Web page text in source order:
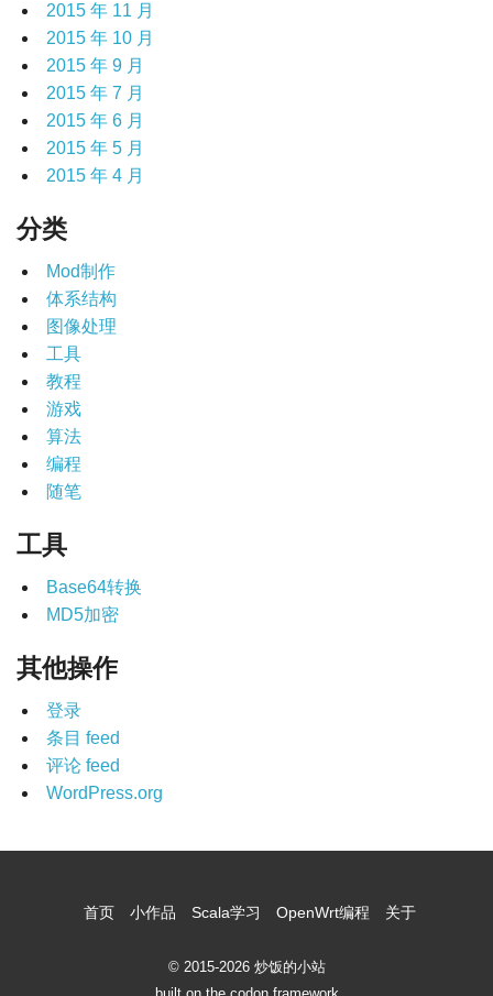
2015 年 11 月
2015 年 10 月
2015 年 9 月
2015 年 7 月
2015 年 6 月
2015 年 5 月
2015 年 4 月
分类
Mod制作
体系结构
图像处理
工具
教程
游戏
算法
编程
随笔
工具
Base64转换
MD5加密
其他操作
登录
条目 feed
评论 feed
WordPress.org
首页 小作品 Scala学习 OpenWrt编程 关于
© 2015-2026 炒饭的小站